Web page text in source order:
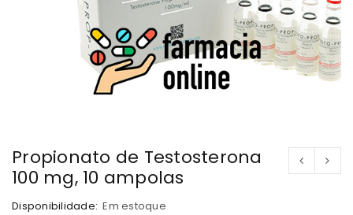
Propionato de Testosterona
100 mg, 10 ampolas
Disponibilidade: Em estoque